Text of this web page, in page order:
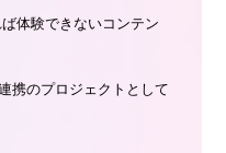
体験できないコンテン
携のプロジェクトとして